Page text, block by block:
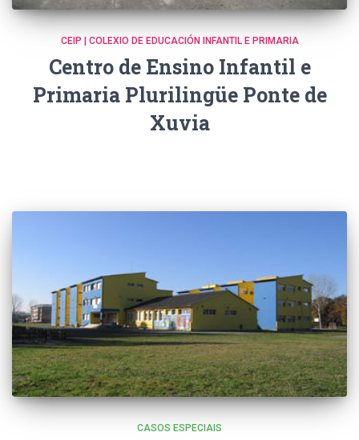
CEIP | COLEXIO DE EDUCACIÓN INFANTIL E PRIMARIA
Centro de Ensino Infantil e
Primaria Plurilingüe Ponte de
Xuvia
CASOS ESPECIAIS